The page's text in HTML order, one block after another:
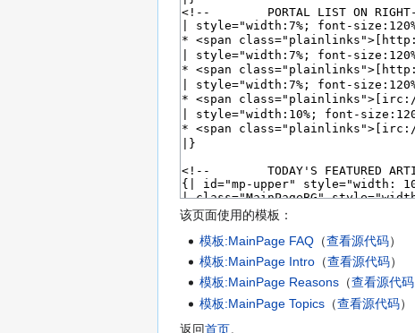
该页面使用的模板：
模板:MainPage FAQ ​（查看源代码）​
模板:MainPage Intro ​（查看源代码）​
模板:MainPage Reasons ​（查看源代码
模板:MainPage Topics ​（查看源代码）​
返回首页。